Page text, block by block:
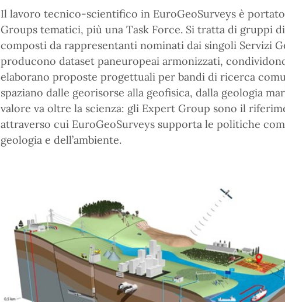
Il lavoro tecnico-scientifico in EuroGeoSurveys è
Groups tematici, più una Task Force. Si tratta di gruppi
composti da rappresentanti nominati dai singoli Servizi
producono dataset paneuropeai armonizzati,
elaborano proposte progettuali per bandi di ricerca
spaziano dalle georisorse alla geofisica, dalla geologia
valore va oltre la scienza: gli Expert Group sono il
attraverso cui EuroGeoSurveys supporta le politiche
geologia e dell’ambiente.